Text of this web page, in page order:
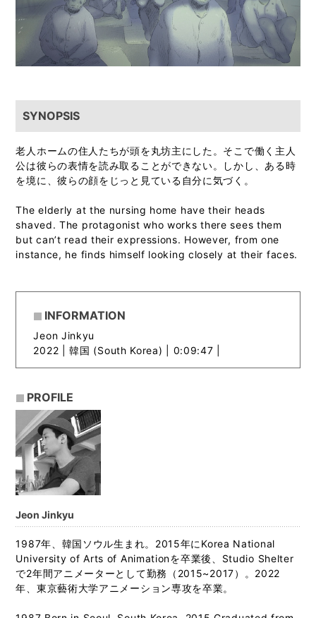
SYNOPSIS
老人ホームの住人たちが頭を丸坊主にした。そこで働く主人
公は彼らの表情を読み取ることができない。しかし、ある時
を境に、彼らの顔をじっと見ている自分に気づく。
The elderly at the nursing home have their heads
shaved. The protagonist who works there sees them
but can’t read their expressions. However, from one
instance, he finds himself looking closely at their faces.
INFORMATION
Jeon Jinkyu
2022 |韓国 (South Korea) | 0:09:47 |
PROFILE
Jeon Jinkyu
1987年、韓国ソウル生まれ。2015年にKorea National
University of Arts of Animationを卒業後、Studio Shelter
で2年間アニメーターとして勤務（2015~2017）。2022
年、東京藝術大学アニメーション専攻を卒業。